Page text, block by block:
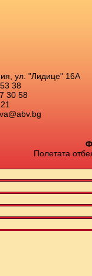
ул. "Лидице" 16А
38
30 58
Полетата